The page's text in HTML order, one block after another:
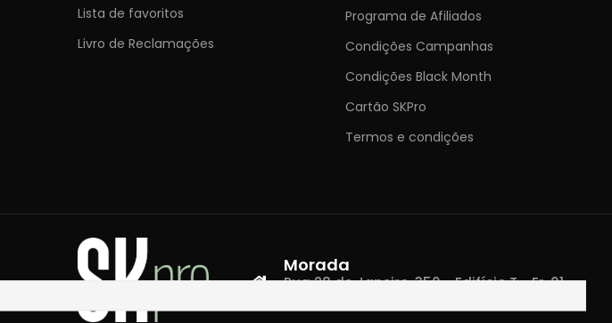
Lista de favoritos
Livro de Reclamações
Programa de Afiliados
Condições Campanhas
Condições Black Month
Cartão SKPro
Termos e condições
Morada
Rua 28 de Janeiro, 350 - Edifício T - Fr. 01